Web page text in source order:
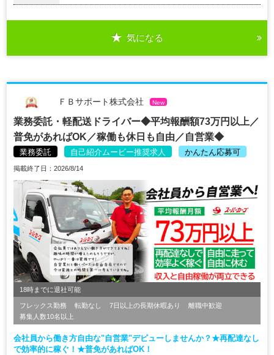
気になる
ＦＢサポート株式会社 New
業務委託・軽配送ドライバー◆平均報酬額73万円以上／
普免があればOK／稼働も休日も自由／自営業◆
業務委託 自己紹介ムービー推奨求人 かんたん応募可
掲載終了日：2026/8/14
18時までに退社可能
フレックス勤務 転勤なし 7日以上の長期休暇あり
離職中歓迎
募集人数10名以上
会社員から働き方自由な"自営業"デビューしませんか？★再配達なし
で効率的に稼ぐ！★普免があればOK！